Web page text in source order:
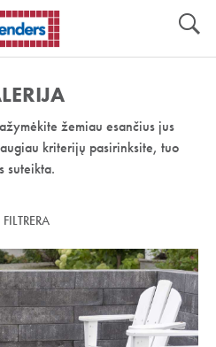
žemiau esančius jus
kriterijų pasirinksite, tuo
suteikta.
FILTRERA